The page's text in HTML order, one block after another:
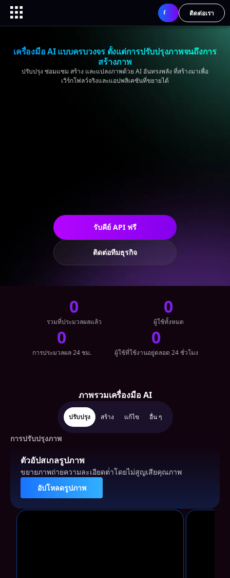
ติดต่อเรา
เครื่องมือ AI แบบครบวงจร ตั้งแต่การปรับปรุงภาพจนถึงการ
สร้างภาพ
ปรับปรุง ซ่อมแซม สร้าง และแปลงภาพด้วย AI อันทรงพลัง ที่สร้างมาเพื่อ
เวิร์กโฟลว์จริงและแอปพลิเคชันที่ขยายได้
รับคีย์ API ฟรี
ติดต่อทีมธุรกิจ
0
รวมที่ประมวลผลแล้ว
0
ผู้ใช้ทั้งหมด
0
การประมวลผล 24 ชม.
0
ผู้ใช้ที่ใช้งานอยู่ตลอด 24 ชั่วโมง
ภาพรวมเครื่องมือ AI
ปรับปรุง สร้าง แก้ไข อื่น ๆ
การปรับปรุงภาพ
ตัวอัปสเกลรูปภาพ
ขยายภาพถ่ายความละเอียดต่ําโดยไม่สูญเสียคุณภาพ
อัปโหลดรูปภาพ